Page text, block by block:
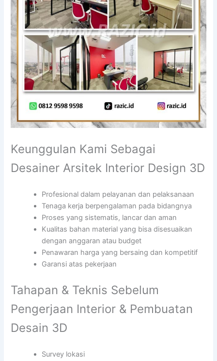
Keunggulan Kami Sebagai
Desainer Arsitek Interior Design 3D
Profesional dalam pelayanan dan pelaksanaan
Tenaga kerja berpengalaman pada bidangnya
Proses yang sistematis, lancar dan aman
Kualitas bahan material yang bisa disesuaikan
dengan anggaran atau budget
Penawaran harga yang bersaing dan kompetitif
Garansi atas pekerjaan
Tahapan & Teknis Sebelum
Pengerjaan Interior & Pembuatan
Desain 3D
Survey lokasi